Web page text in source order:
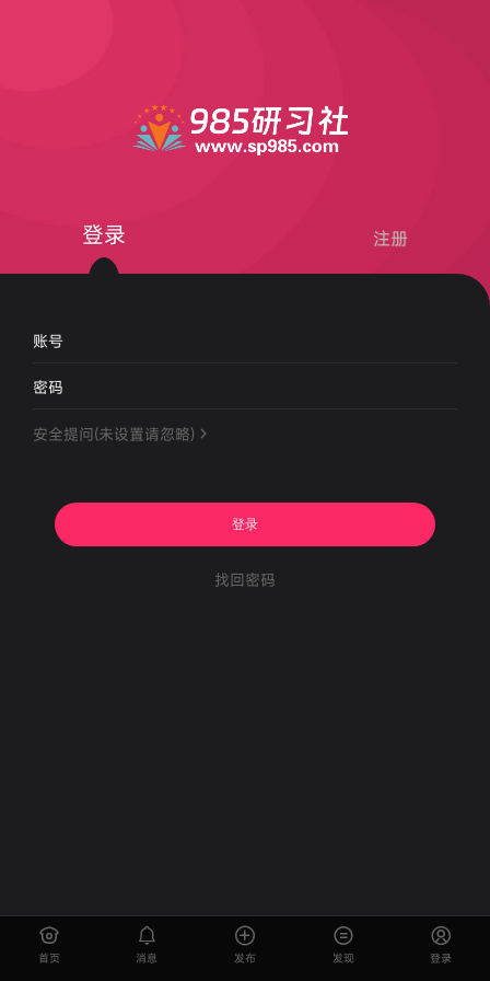
登录 注册
账号
密码
安全提问(未设置请忽略)
登录
找回密码
首页 消息 发布 发现 登录